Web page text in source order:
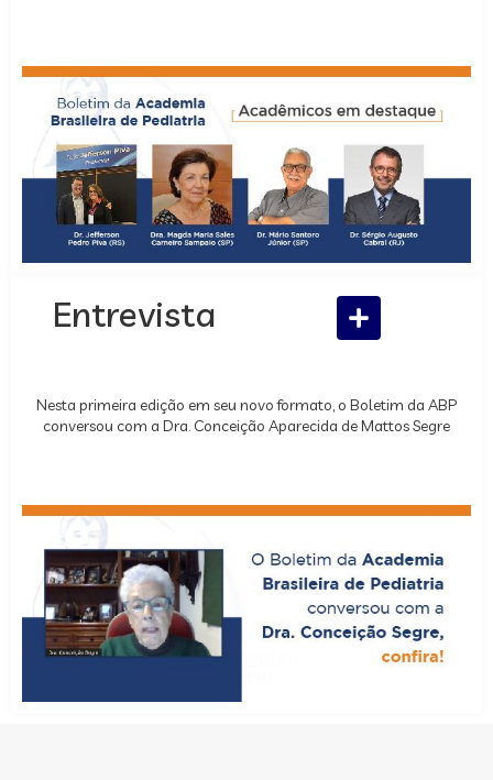
Entrevista
Nesta primeira edição em seu novo formato, o Boletim da ABP
conversou com a Dra. Conceição Aparecida de Mattos Segre